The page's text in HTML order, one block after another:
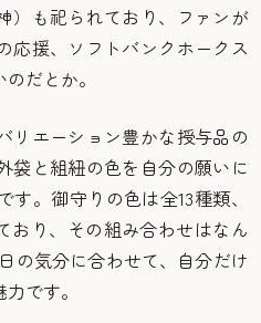
）も祀られており、ファンが
応援、ソフトバンクホークス
だとか。
リエーション豊かな授与品の
袋と組紐の色を自分の願いに
。御守りの色は全13種類、
おり、その組み合わせはなん
の気分に合わせて、自分だけ
です。